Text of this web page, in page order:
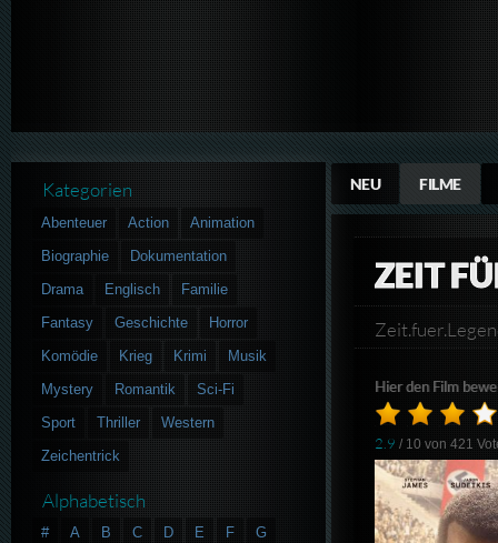
NEU FILME
ZEIT
Hier den Film
2.9 / 10 von421
Kategorien
Abenteuer Action
Animation
Biographie
Dokumentation
Drama
Englisch
Familie
Fantasy
Geschichte
Horror
Komödie
Krieg Krimi
Musik
Mystery
Romantik
Sci-Fi
Sport
Thriller
Western
Zeichentrick
Alphabetisch
# A B C D E F
G